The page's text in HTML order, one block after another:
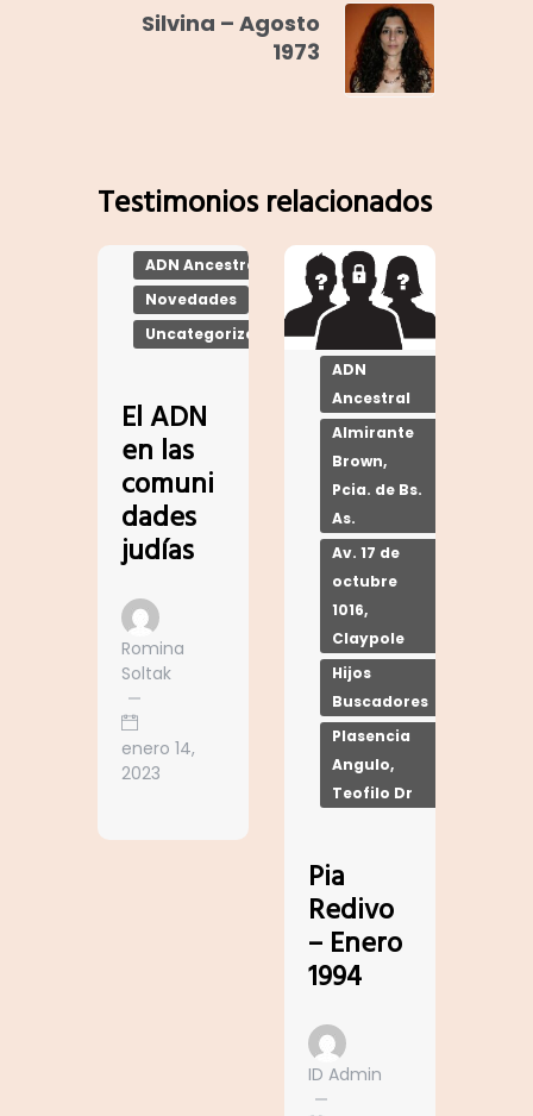
Silvina – Agosto
1973
Testimonios relacionados
ADN Ancestral
Novedades
Uncategorized
El ADN
en las
comuni
dades
judías
Romina
Soltak
enero 14,
2023
ADN
Ancestral
Almirante
Brown,
Pcia. de Bs.
As.
Av. 17 de
octubre
1016,
Claypole
Hijos
Buscadores
Plasencia
Angulo,
Teofilo Dr
Pia
Redivo
– Enero
1994
ID Admin